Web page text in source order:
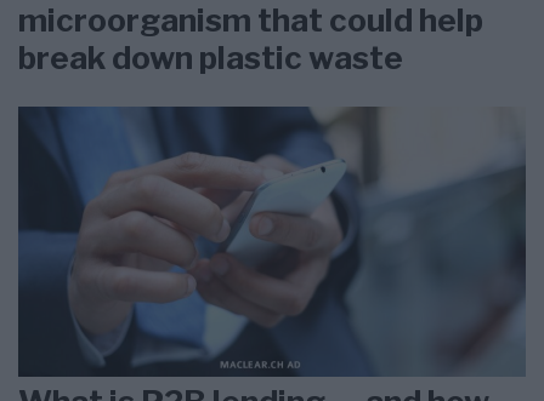
microorganism that could help
break down plastic waste